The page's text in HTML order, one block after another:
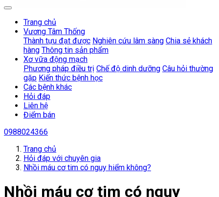
Trang chủ
Vương Tâm Thống
Thành tựu đạt được Nghiên cứu lâm sàng Chia sẻ khách
hàng Thông tin sản phẩm
Xơ vữa động mạch
Phương pháp điều trị Chế độ dinh dưỡng Câu hỏi thường
gặp Kiến thức bệnh học
Các bệnh khác
Hỏi đáp
Liên hệ
Điểm bán
0988024366
Trang chủ
Hỏi đáp với chuyên gia
Nhồi máu cơ tim có nguy hiểm không?
Nhồi máu cơ tim có nguy